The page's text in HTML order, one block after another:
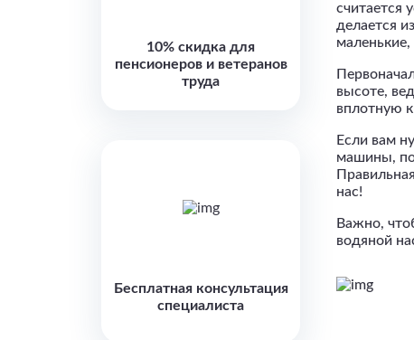
10% скидка для
пенсионеров и ветеранов
труда
Бесплатная консультация
специалиста
считается
делается
высоте,
вплотную
Если вам
машины,
нас!
Важно,
водяной